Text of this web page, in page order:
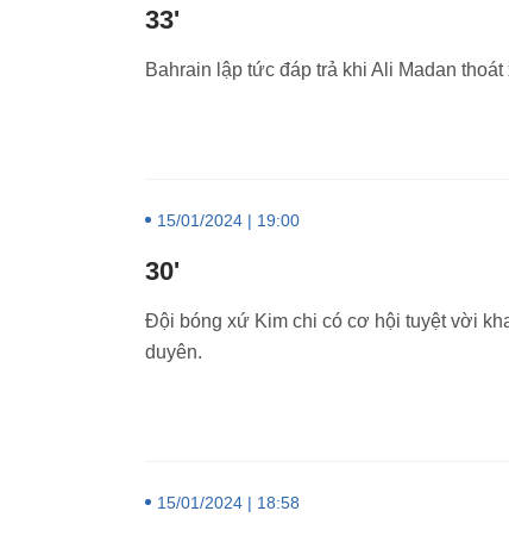
33'
Bahrain lập tức đáp trả khi Ali Madan
15/01/2024 | 19:00
30'
Đội bóng xứ Kim chi có cơ hội tuyệt vời
duyên.
15/01/2024 | 18:58